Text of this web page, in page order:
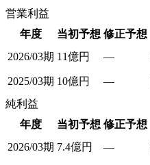
営業利益
年度
当初予想 修正予想
2026/03期 11億円 —
2025/03期 10億円 —
純利益
年度
当初予想 修正予想
2026/03期 7.4億円 —